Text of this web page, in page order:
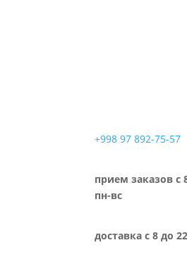
+998 97 892-75-57
прием заказов с
пн-вс
доставка с 8 до